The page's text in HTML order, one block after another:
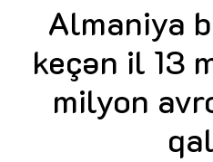
Almaniya
keçən il 13
milyon